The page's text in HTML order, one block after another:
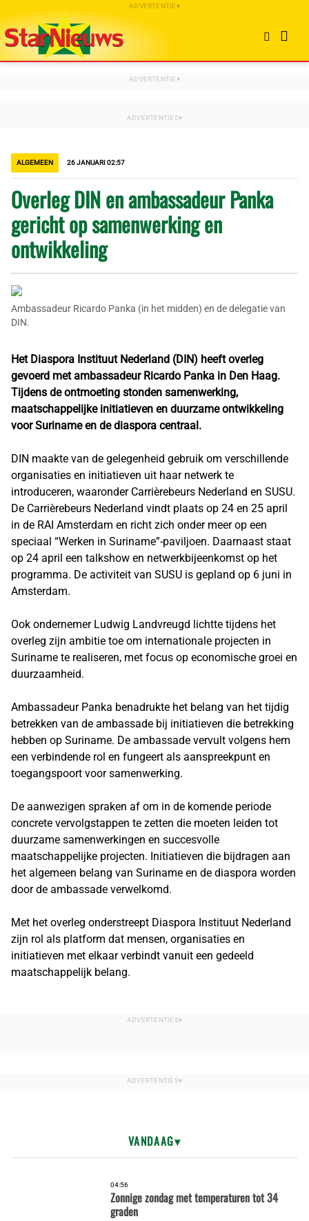
ALGEMEEN 26 JANUARI 02:57
Overleg DIN en ambassadeur Panka
gericht op samenwerking en
ontwikkeling
Ambassadeur Ricardo Panka (in het midden) en de delegatie van
DIN.
Het Diaspora Instituut Nederland (DIN) heeft overleg
gevoerd met ambassadeur Ricardo Panka in Den Haag.
Tijdens de ontmoeting stonden samenwerking,
maatschappelijke initiatieven en duurzame ontwikkeling
voor Suriname en de diaspora centraal.
DIN maakte van de gelegenheid gebruik om verschillende
organisaties en initiatieven uit haar netwerk te
introduceren, waaronder Carrièrebeurs Nederland en SUSU.
De Carrièrebeurs Nederland vindt plaats op 24 en 25 april
in de RAI Amsterdam en richt zich onder meer op een
speciaal “Werken in Suriname”-paviljoen. Daarnaast staat
op 24 april een talkshow en netwerkbijeenkomst op het
programma. De activiteit van SUSU is gepland op 6 juni in
Amsterdam.
Ook ondernemer Ludwig Landvreugd lichtte tijdens het
overleg zijn ambitie toe om internationale projecten in
Suriname te realiseren, met focus op economische groei en
duurzaamheid.
Ambassadeur Panka benadrukte het belang van het tijdig
betrekken van de ambassade bij initiatieven die betrekking
hebben op Suriname. De ambassade vervult volgens hem
een verbindende rol en fungeert als aanspreekpunt en
toegangspoort voor samenwerking.
De aanwezigen spraken af om in de komende periode
concrete vervolgstappen te zetten die moeten leiden tot
duurzame samenwerkingen en succesvolle
maatschappelijke projecten. Initiatieven die bijdragen aan
het algemeen belang van Suriname en de diaspora worden
door de ambassade verwelkomd.
Met het overleg onderstreept Diaspora Instituut Nederland
zijn rol als platform dat mensen, organisaties en
initiatieven met elkaar verbindt vanuit een gedeeld
maatschappelijk belang.
VANDAAG
04:56
Zonnige zondag met temperaturen tot 34
graden